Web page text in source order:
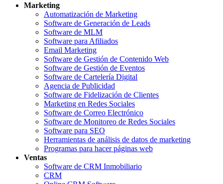
Marketing
Automatización de Marketing
Software de Generación de Leads
Software de MLM
Software para Afiliados
Email Marketing
Software de Gestión de Contenido Web
Software de Gestión de Eventos
Software de Cartelería Digital
Agencia de Publicidad
Software de Fidelización de Clientes
Marketing en Redes Sociales
Software de Correo Electrónico
Software de Monitoreo de Redes Sociales
Software para SEO
Herramientas de análisis de datos de marketing
Programas para hacer páginas web
Ventas
Software de CRM Inmobiliario
CRM